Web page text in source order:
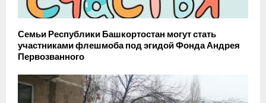
Семьи Республики Башкортостан могут стать
участниками флешмоба под эгидой Фонда Андрея
Первозванного